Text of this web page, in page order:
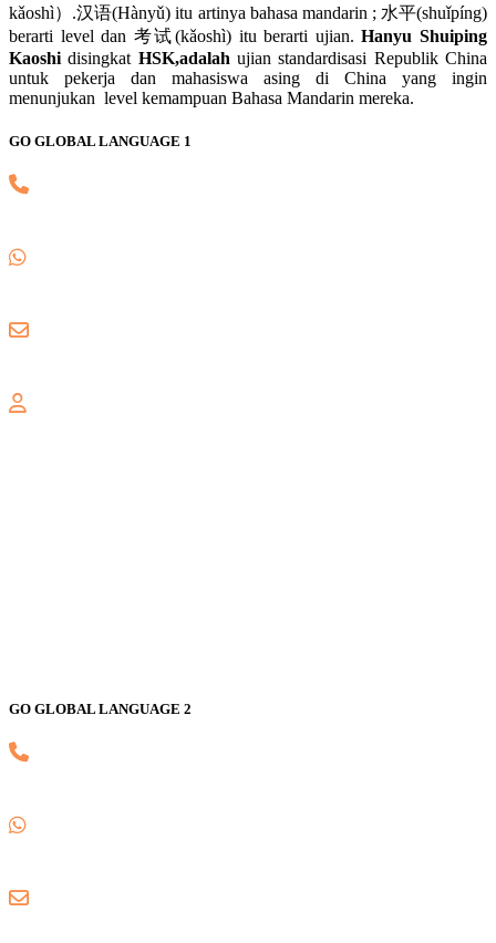
kǎoshì）.汉语(Hànyǔ) itu artinya bahasa mandarin ; 水平(shuǐpíng)
berarti level dan 考试(kǎoshì) itu berarti ujian.Hanyu Shuiping
Kaoshi disingkat HSK,adalah ujian standardisasi Republik China
untuk pekerja dan mahasiswa asing di China yang ingin
menunjukan level kemampuan Bahasa Mandarin mereka.
GO GLOBAL LANGUAGE 1
GO GLOBAL LANGUAGE 2